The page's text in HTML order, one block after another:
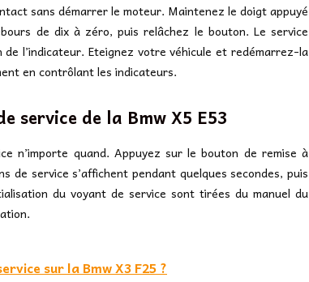
sans démarrer le moteur. Maintenez le doigt appuyé
de dix à zéro, puis relâchez le bouton. Le service
l’indicateur. Eteignez votre véhicule et redémarrez-la
en contrôlant les indicateurs.
service de la Bmw X5 E53
n’importe quand. Appuyez sur le bouton de remise à
de service s’affichent pendant quelques secondes, puis
du voyant de service sont tirées du manuel du
sur la Bmw X3 F25 ?